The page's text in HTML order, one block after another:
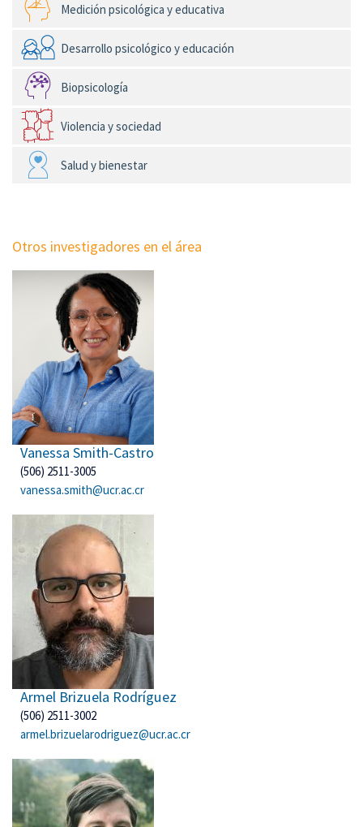
Medición psicológica y educativa
Desarrollo psicológico y educación
Biopsicología
Violencia y sociedad
Salud y bienestar
Otros investigadores en el área
Vanessa Smith-Castro
(506) 2511-3005
vanessa.smith@ucr.ac.cr
Armel Brizuela Rodríguez
(506) 2511-3002
armel.brizuelarodriguez@ucr.ac.cr